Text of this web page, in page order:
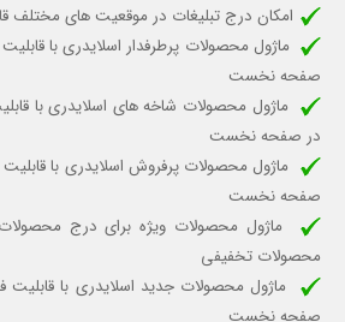
امکان درج تبلیغات در موقعیت های مختلف
ماژول محصولات پرطرفدار اسلایدری با
صفحه نخست
ماژول محصولات شاخه های اسلایدری با
در صفحه نخست
ماژول محصولات پرفروش اسلایدری با
صفحه نخست
ماژول محصولات ویژه برای درج
محصولات تخفیفی
ماژول محصولات جدید اسلایدری با قابلیت
صفحه نخست